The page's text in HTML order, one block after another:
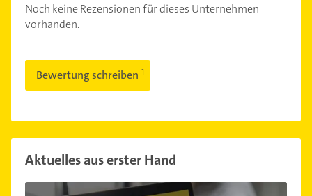
Noch keine Rezensionen für dieses Unternehmen
vorhanden.
Bewertung schreiben
Aktuelles aus erster Hand